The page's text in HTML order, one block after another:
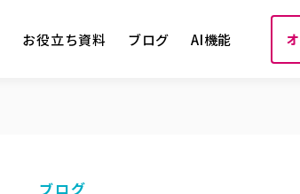
お役立ち資料 ブログ AI機能
ブログ